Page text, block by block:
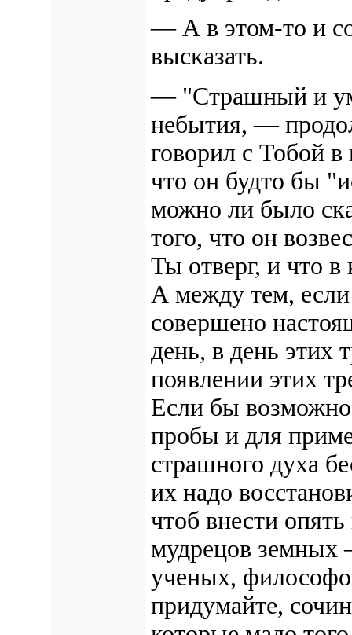
— А в этом-то и
высказать.
— "Страшный и
небытия, —
говорил с Тобой
что он будто бы
можно ли было
того, что он
Ты отверг, и что
А между тем, если
совершено
день, в день этих
появлении этих
Если бы
пробы и для
страшного духа
их надо
чтоб внести
мудрецов земных
ученых,
придумайте,